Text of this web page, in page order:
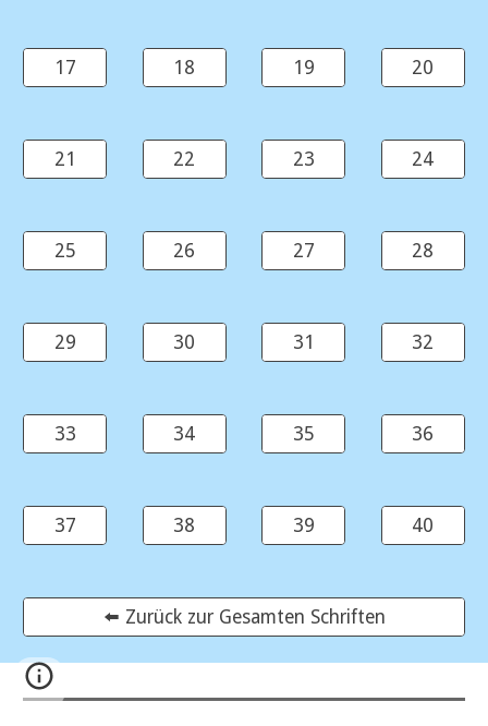
17 18 19 20
21 22 23 24
25 26 27 28
29 30 31 32
33 34 35 36
37 38 39 40
⬅️ Zurück zur Gesamten Schriften